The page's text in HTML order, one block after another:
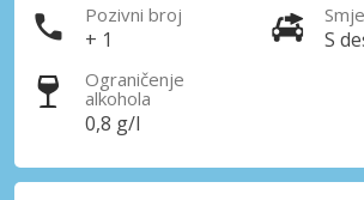
Pozivni broj
+ 1 S
Ograničenje
alkohola
0,8 g/l